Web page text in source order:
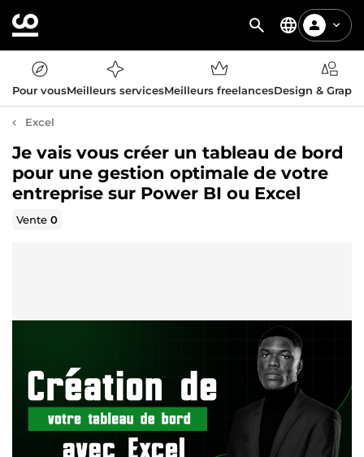
Pour vousMeilleurs servicesMeilleurs freelancesDesign &
Excel
Je vais vous créer un tableau de bord
pour une gestion optimale de votre
entreprise sur Power BI ou Excel
Vente0